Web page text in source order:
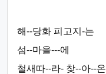
해--당화 피고지-는
섬--마을---에
철새따--라- 찾--아--온